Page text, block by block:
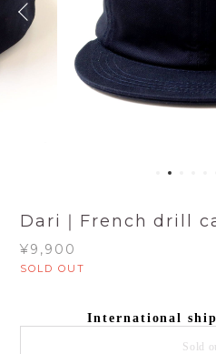
Dari｜French drill
¥9,900
SOLD OUT
International
Sold